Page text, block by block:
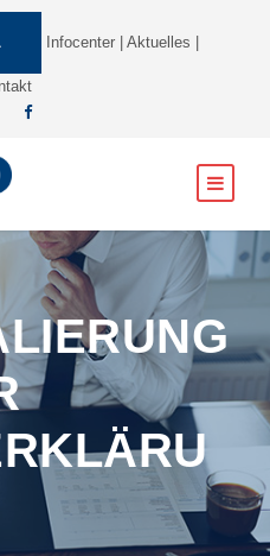
Infocenter| Aktuelles